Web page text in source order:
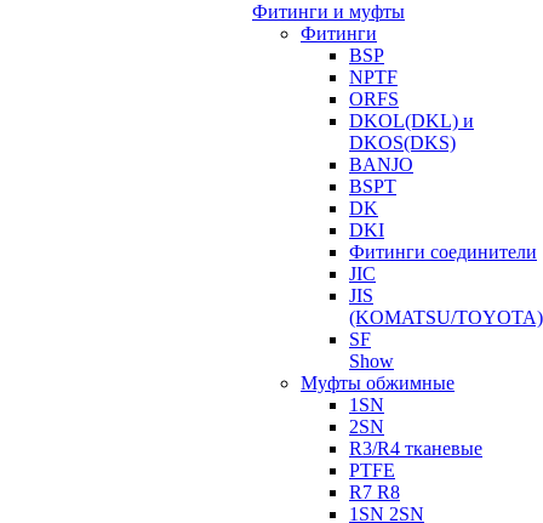
Фитинги и муфты
Фитинги
BSP
NPTF
ORFS
DKOL(DKL) и
DKOS(DKS)
BANJO
BSPT
DK
DKI
Фитинги соединители
JIC
JIS
(KOMATSU/TOYOTA)
SF
Show
Муфты обжимные
1SN
2SN
R3/R4 тканевые
PTFE
R7 R8
1SN 2SN